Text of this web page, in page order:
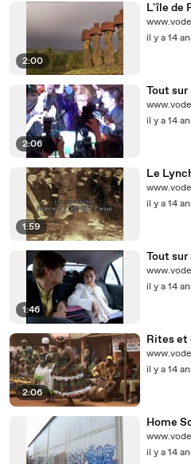
2:00
L'île de
il y a 14
2:06
Tout sur
il y a 14
1:59
Le
il y a 14
1:46
Tout sur
il y a 14
2:06
Rites et
il y a 14
Home
il y a 14